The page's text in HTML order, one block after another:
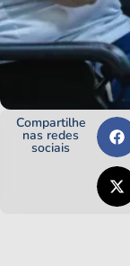
Compartilhe
nas redes
sociais